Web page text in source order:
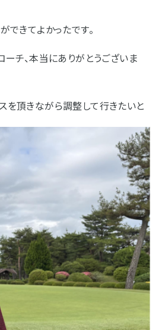
できてよかったです。
チ、本当にありがとうございま
を頂きながら調整して行きたいと